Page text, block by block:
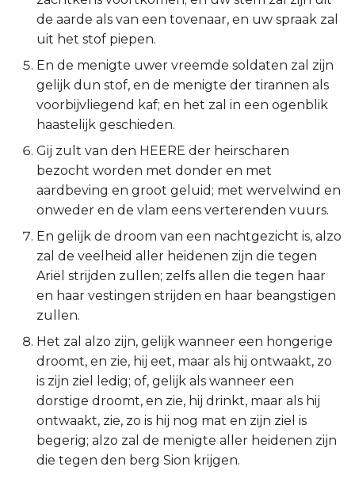
Éfeze
Filipenzen
Kolossenzen
1 Thessalonicenzen
2 Thessalonicenzen
1 Timótheüs
2 Timótheüs
Filémon
Hebreeën
Jakobus
1 Petrus
de aarde als van een tovenaar, en uw spraak zal
uit het stof piepen.
En de menigte uwer vreemde soldaten zal zijn
gelijk dun stof, en de menigte der tirannen als
voorbijvliegend kaf; en het zal in een ogenblik
haastelijk geschieden.
Gij zult van den HEERE der heirscharen
bezocht worden met donder en met
aardbeving en groot geluid; met wervelwind en
onweder en de vlam eens verterenden vuurs.
En gelijk de droom van een nachtgezicht is, alzo
zal de veelheid aller heidenen zijn die tegen
Ariël strijden zullen; zelfs allen die tegen haar
en haar vestingen strijden en haar beangstigen
zullen.
Het zal alzo zijn, gelijk wanneer een hongerige
droomt, en zie, hij eet, maar als hij ontwaakt, zo
is zijn ziel ledig; of, gelijk als wanneer een
dorstige droomt, en zie, hij drinkt, maar als hij
ontwaakt, zie, zo is hij nog mat en zijn ziel is
begerig; alzo zal de menigte aller heidenen zijn
die tegen den berg Sion krijgen.